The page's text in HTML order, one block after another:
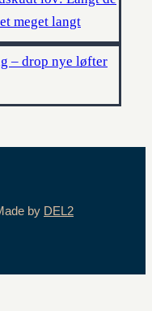
meget langt
– drop nye løfter
by DEL2